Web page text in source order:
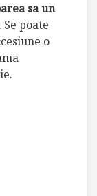
sa un
Se poate
o